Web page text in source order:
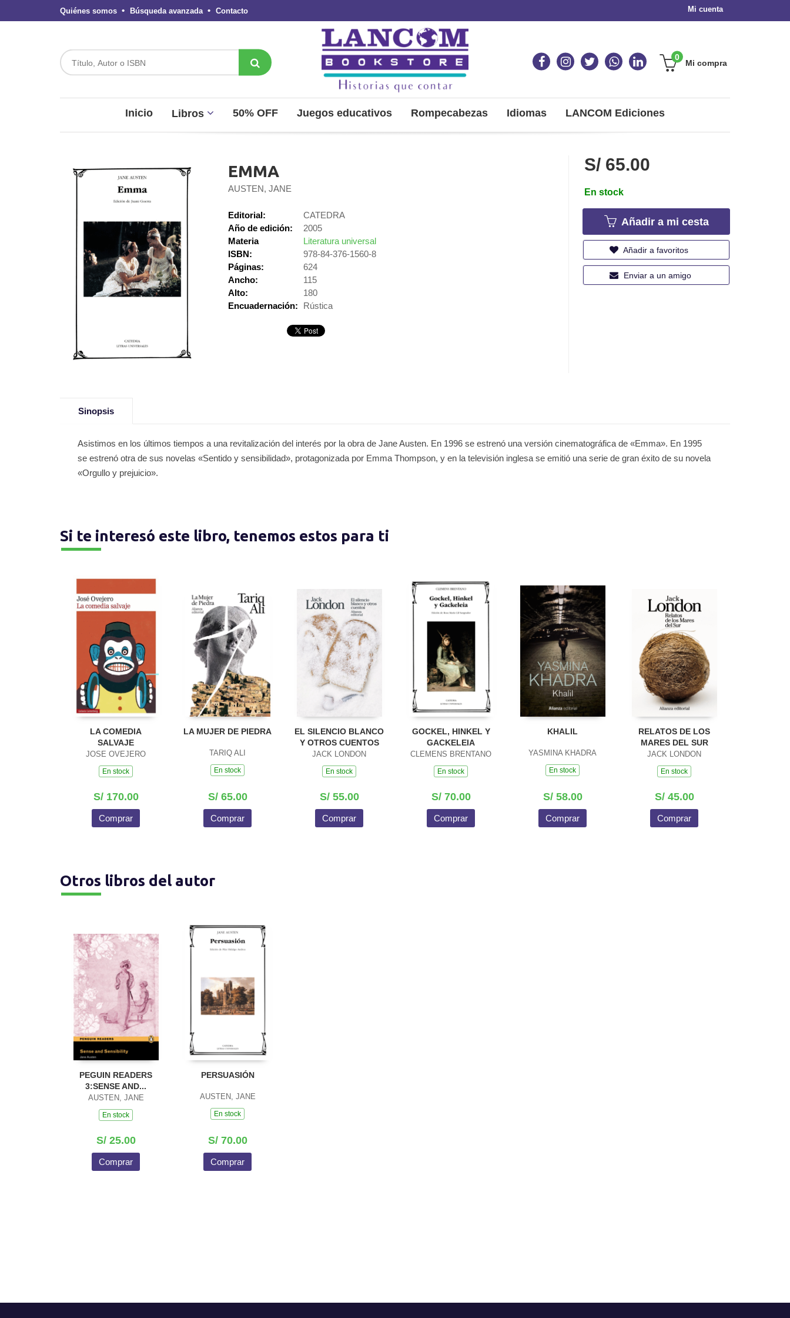
Mi cuenta
Quiénes somos Búsqueda avanzada Contacto
Mi compra
0
Inicio Libros 50% OFF Juegos educativos Rompecabezas Idiomas LANCOM Ediciones
EMMA
AUSTEN, JANE
Editorial:
CATEDRA
Año de edición:
2005
Materia
Literatura universal
ISBN:
978-84-376-1560-8
Páginas:
624
Ancho:
115
Alto:
180
Encuadernación:
Rústica
S/ 65.00
En stock
Añadir a mi cesta
Añadir a favoritos
Enviar a un amigo
Sinopsis
Asistimos en los últimos tiempos a una revitalización del interés por la obra de Jane Austen. En 1996 se estrenó una versión cinematográfica de «Emma». En 1995
se estrenó otra de sus novelas «Sentido y sensibilidad», protagonizada por Emma Thompson, y en la televisión inglesa se emitió una serie de gran éxito de su novela
«Orgullo y prejuicio».
Si te interesó este libro, tenemos estos para ti
LA COMEDIA
SALVAJE
JOSE OVEJERO
En stock
S/ 170.00
Comprar
LA MUJER DE PIEDRA
TARIQ ALI
En stock
S/ 65.00
Comprar
EL SILENCIO BLANCO
Y OTROS CUENTOS
JACK LONDON
En stock
S/ 55.00
Comprar
GOCKEL, HINKEL Y
GACKELEIA
CLEMENS BRENTANO
En stock
S/ 70.00
Comprar
KHALIL
YASMINA KHADRA
En stock
S/ 58.00
Comprar
RELATOS DE LOS
MARES DEL SUR
JACK LONDON
En stock
S/ 45.00
Comprar
Otros libros del autor
PEGUIN READERS
3:SENSE AND...
AUSTEN, JANE
En stock
S/ 25.00
Comprar
PERSUASIÓN
AUSTEN, JANE
En stock
S/ 70.00
Comprar